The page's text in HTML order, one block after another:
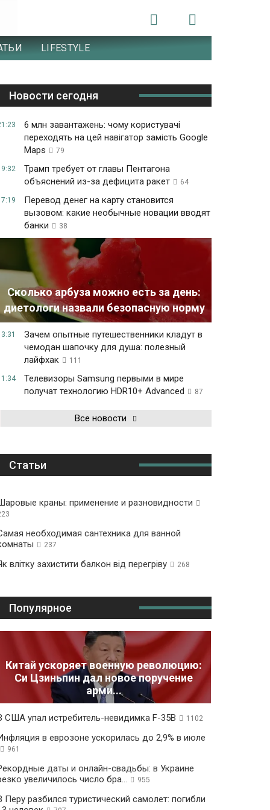
LIFESTYLE
Новости сегодня
6 млн завантажень: чому користувачі
переходять на цей навігатор замість Google
Maps
79
Трамп требует от главы Пентагона
объяснений из-за дефицита ракет
64
Перевод денег на карту становится
вызовом: какие необычные новации вводят
банки
38
Сколько арбуза можно есть за день:
диетологи назвали безопасную норму
Зачем опытные путешественники кладут в
чемодан шапочку для душа: полезный
лайфхак
111
Телевизоры Samsung первыми в мире
получат технологию HDR10+ Advanced
87
Все новости
Статьи
краны: применение и разновидности
необходимая сантехника для ванной
237
влітку захистити балкон від перегріву 268
Популярное
Китай ускоряет военную революцию:
Си Цзиньпин дал новое поручение
арми...
США упал истребитель-невидимка F-35B 1102
в еврозоне ускорилась до 2,9% в июле
961
даты и онлайн-свадьбы: в Украине
увеличилось число бра...
955
Перу разбился туристический самолет: погибли